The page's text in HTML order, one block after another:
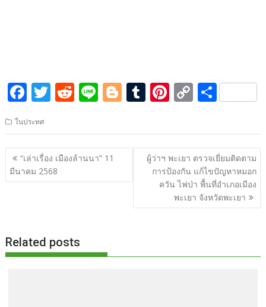
F
e
b
o
o
T
itt
er
R
d
di
t
Li
e
Bl
g
g
T
m
bl
r
Pi
er
e
st
C
p
y
Li
n
k
S
ar
e
ในประทศ
แนะแนว
เรื่อง
“เล่าเรื่อง เมืองล้านนา” 11
มีนาคม 2568
ผู้ว่าฯ พะเยา ตรวจเยี่ยมติดตาม
การป้องกัน แก้ไขปัญหาหมอก
ควัน ไฟป่า พื้นที่อำเภอเมือง
พะเยา จังหวัดพะเยา
Related posts